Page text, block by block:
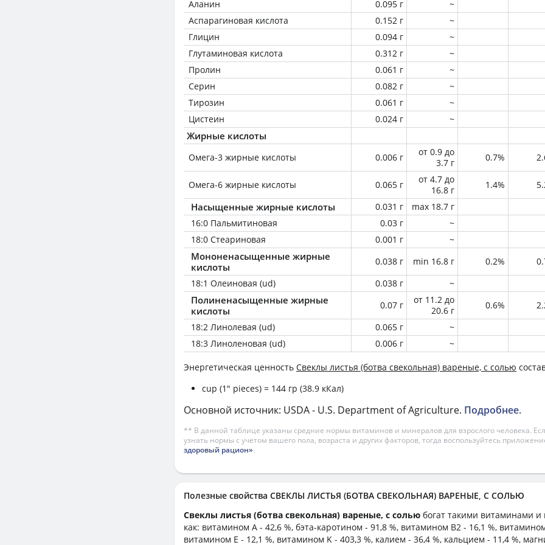
Аланин 0.095 г
~
Аспарагиновая кислота
0.152 г
~
Глицин
0.094 г
~
Глутаминовая кислота
0.312 г
~
Пролин
0.061 г
~
Серин
0.082 г
~
Тирозин
0.061 г
~
Цистеин
0.024 г ~
Жирные кислоты
Омега-3 жирные кислоты 0.006 г
от 0.9 до
3.7 г
0.7%
Омега-6 жирные кислоты 0.065 г
от 4.7 до
16.8 г
1.4%
Насыщенные жирные кислоты 0.031 г
max 18.7 г
16:0 Пальмитиновая
0.03 г
~
18:0 Стеариновая
0.001 г ~
Мононенасыщенные жирные
кислоты
0.038 г min 16.8 г 0.2%
18:1 Олеиновая (ud)
0.038 г ~
Полиненасыщенные жирные
кислоты
0.07 г
от 11.2 до
20.6 г
0.6%
18:2 Линолевая (ud)
0.065 г
~
18:3 Линоленовая (ud)
0.006 г ~
Энергетическая ценность Свеклы листья (ботва свекольная) вареные, с солью
cup (1" pieces) = 144 гр (38.9 кКал)
Основной источник: USDA - U.S. Department of Agriculture. Подробнее.
** В данной таблице указаны средние нормы витаминов и минералов для взрослого человека.
узнать нормы с учетом вашего пола, возраста и других факторов, тогда воспользуйтесь
здоровый рацион».
Полезные свойства СВЕКЛЫ ЛИСТЬЯ (БОТВА СВЕКОЛЬНАЯ) ВАРЕНЫЕ, С СОЛЬЮ
Свеклы листья (ботва свекольная) вареные, с солью богат такими витаминами
как: витамином А - 42,6 %, бэта-каротином - 91,8 %, витамином B2 - 16,1 %,
витамином E - 12,1 %, витамином K - 403,3 %, калием - 36,4 %, кальцием - 11,4 %,